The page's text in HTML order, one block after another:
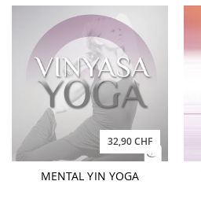
32,90 CHF
MENTAL YIN YOGA